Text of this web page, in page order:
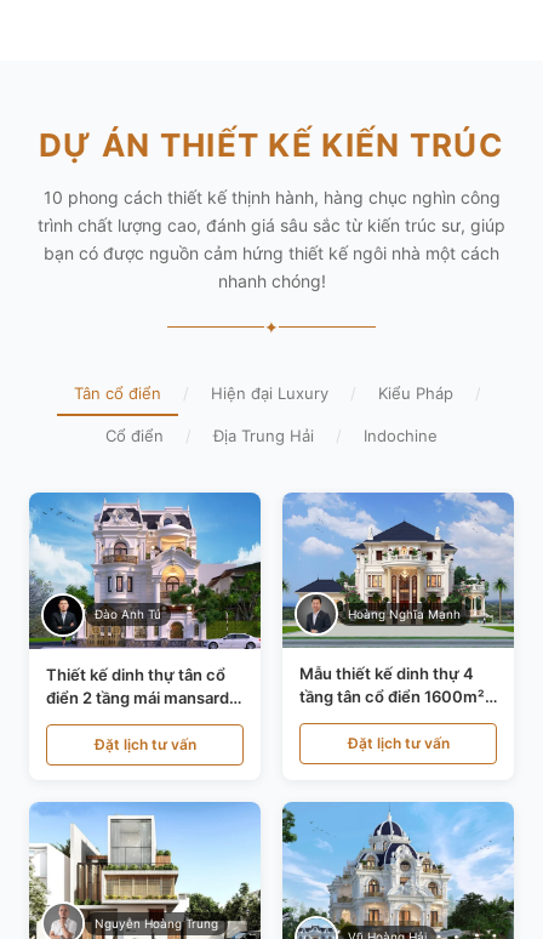
DỰ ÁN THIẾT KẾ KIẾN TRÚC
10 phong cách thiết kế thịnh hành, hàng chục nghìn công
trình chất lượng cao, đánh giá sâu sắc từ kiến trúc sư, giúp
bạn có được nguồn cảm hứng thiết kế ngôi nhà một cách
nhanh chóng!
✦
Tân cổ điển / Hiện đại Luxury / Kiểu Pháp /
Cổ điển / Địa Trung Hải / Indochine
Đào Anh Tú
Thiết kế dinh thự tân cổ
điển 2 tầng mái mansard
tại Bắc Ninh KT20084
Đặt lịch tư vấn
Hoàng Nghĩa Mạnh
Mẫu thiết kế dinh thự 4
tầng tân cổ điển 1600m²
tại Thanh Hóa KT20071
Đặt lịch tư vấn
Nguyễn Hoàng Trung